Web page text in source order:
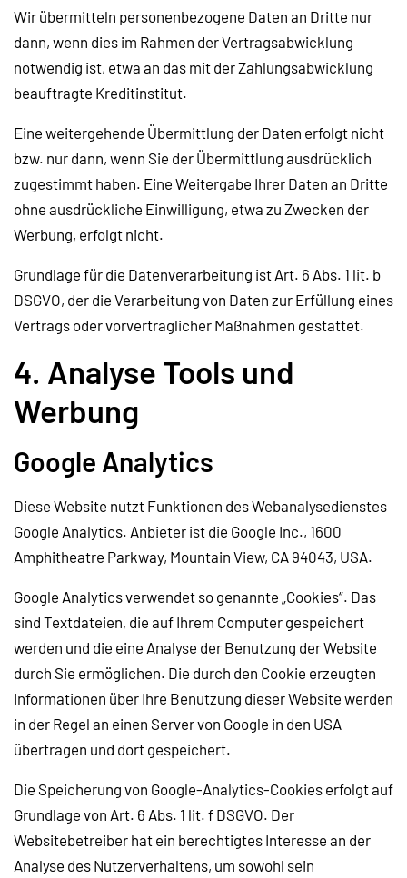
Wir übermitteln personenbezogene Daten an Dritte nur
dann, wenn dies im Rahmen der Vertragsabwicklung
notwendig ist, etwa an das mit der Zahlungsabwicklung
beauftragte Kreditinstitut.
Eine weitergehende Übermittlung der Daten erfolgt nicht
bzw. nur dann, wenn Sie der Übermittlung ausdrücklich
zugestimmt haben. Eine Weitergabe Ihrer Daten an Dritte
ohne ausdrückliche Einwilligung, etwa zu Zwecken der
Werbung, erfolgt nicht.
Grundlage für die Datenverarbeitung ist Art. 6 Abs. 1 lit. b
DSGVO, der die Verarbeitung von Daten zur Erfüllung eines
Vertrags oder vorvertraglicher Maßnahmen gestattet.
4. Analyse Tools und
Werbung
Google Analytics
Diese Website nutzt Funktionen des Webanalysedienstes
Google Analytics. Anbieter ist die Google Inc., 1600
Amphitheatre Parkway, Mountain View, CA 94043, USA.
Google Analytics verwendet so genannte „Cookies“. Das
sind Textdateien, die auf Ihrem Computer gespeichert
werden und die eine Analyse der Benutzung der Website
durch Sie ermöglichen. Die durch den Cookie erzeugten
Informationen über Ihre Benutzung dieser Website werden
in der Regel an einen Server von Google in den USA
übertragen und dort gespeichert.
Die Speicherung von Google-Analytics-Cookies erfolgt auf
Grundlage von Art. 6 Abs. 1 lit. f DSGVO. Der
Websitebetreiber hat ein berechtigtes Interesse an der
Analyse des Nutzerverhaltens, um sowohl sein